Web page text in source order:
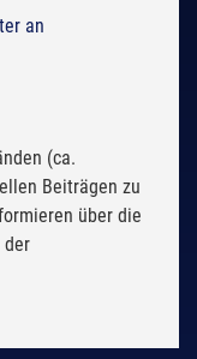
an
(ca.
Beiträgen zu
über die
der